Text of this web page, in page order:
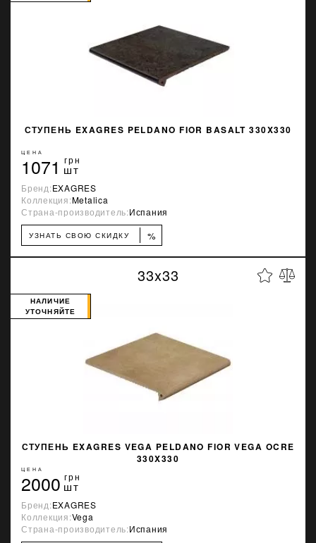
СТУПЕНЬ EXAGRES PELDANO FIOR BASALT 330X330
ЦЕНА
1071 грн
шт
Бренд:EXAGRES
Коллекция:Metalica
Страна-производитель:Испания
УЗНАТЬ СВОЮ СКИДКУ %
33x33
СТУПЕНЬ EXAGRES VEGA PELDANO FIOR VEGA OCRE
330X330
НАЛИЧИЕ
УТОЧНЯЙТЕ
ЦЕНА
2000 грн
шт
Бренд:EXAGRES
Коллекция:Vega
Страна-производитель:Испания